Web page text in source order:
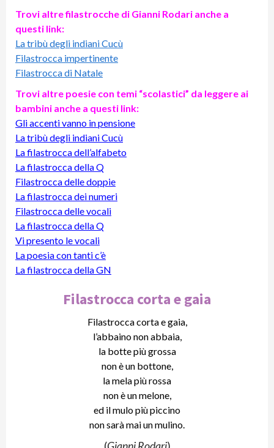
Trovi altre filastrocche di Gianni Rodari anche a
questi link:
La tribù degli indiani Cucù
Filastrocca impertinente
Filastrocca di Natale
Trovi altre poesie con temi “scolastici” da leggere ai
bambini anche a questi link:
Gli accenti vanno in pensione
La tribù degli indiani Cucù
La filastrocca dell’alfabeto
La filastrocca della Q
Filastrocca delle doppie
La filastrocca dei numeri
Filastrocca delle vocali
La filastrocca della Q
Vi presento le vocali
La poesia con tanti c’è
La filastrocca della GN
Filastrocca corta e gaia
Filastrocca corta e gaia,
l’abbaino non abbaia,
la botte più grossa
non è un bottone,
la mela più rossa
non è un melone,
ed il mulo più piccino
non sarà mai un mulino.